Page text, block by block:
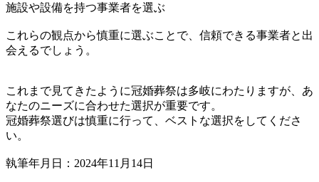
施設や設備を持つ事業者を選ぶ
これらの観点から慎重に選ぶことで、信頼できる事業者と出
会えるでしょう。
これまで見てきたように冠婚葬祭は多岐にわたりますが、あ
なたのニーズに合わせた選択が重要です。
冠婚葬祭選びは慎重に行って、ベストな選択をしてくださ
い。
執筆年月日：2024年11月14日